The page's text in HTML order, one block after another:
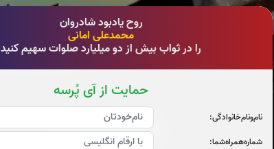
روح یادبود شادروان
محمدعلی امانی
را در ثواب بیش از دو میلیارد صلوات سهیم کنید
حمایت از آی پُرسه
نام‌و‌نام‌خانوادگی:
شماره‌همراه‌شما:
قرائت سوره حمد را تقبل میکنم